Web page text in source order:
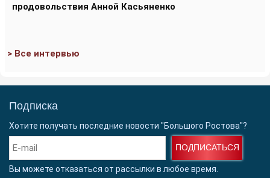
продовольствия Анной Касьяненко
> Все интервью
Подписка
Хотите получать последние новости "Большого Ростова"?
ПОДПИСАТЬСЯ
Вы можете отказаться от рассылки в любое время.